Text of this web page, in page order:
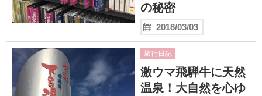
の秘密
2018/03/03
旅行日記
激ウマ飛騨牛に天然
温泉！大自然を心ゆ